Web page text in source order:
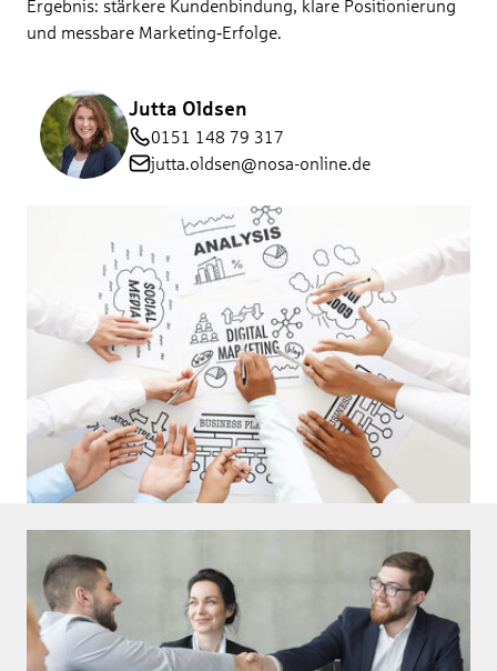
Ergebnis: stärkere Kundenbindung, klare Positionierung
und messbare Marketing‑Erfolge.
Jutta Oldsen
0151 148 79 317
jutta.oldsen@nosa-online.de